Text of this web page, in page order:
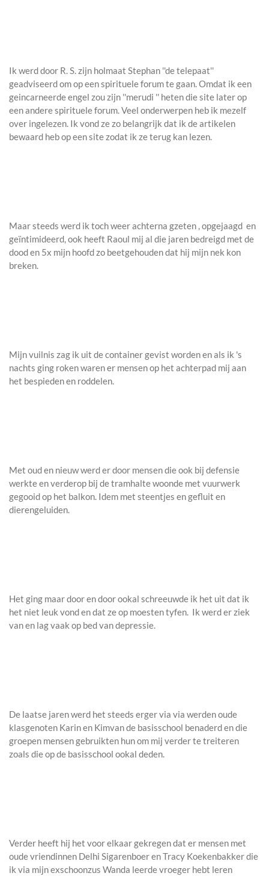
Ik werd door R. S. zijn holmaat Stephan ''de telepaat''
geadviseerd om op een spirituele forum te gaan. Omdat ik een
geincarneerde engel zou zijn ''merudi '' heten die site later op
een andere spirituele forum. Veel onderwerpen heb ik mezelf
over ingelezen. Ik vond ze zo belangrijk dat ik de artikelen
bewaard heb op een site zodat ik ze terug kan lezen.
Maar steeds werd ik toch weer achterna gzeten , opgejaagd en
geïntimideerd, ook heeft Raoul mij al die jaren bedreigd met de
dood en 5x mijn hoofd zo beetgehouden dat hij mijn nek kon
breken.
Mijn vuilnis zag ik uit de container gevist worden en als ik 's
nachts ging roken waren er mensen op het achterpad mij aan
het bespieden en roddelen.
Met oud en nieuw werd er door mensen die ook bij defensie
werkte en verderop bij de tramhalte woonde met vuurwerk
gegooid op het balkon. Idem met steentjes en gefluit en
dierengeluiden.
Het ging maar door en door ookal schreeuwde ik het uit dat ik
het niet leuk vond en dat ze op moesten tyfen. Ik werd er ziek
van en lag vaak op bed van depressie.
De laatse jaren werd het steeds erger via via werden oude
klasgenoten Karin en Kimvan de basisschool benaderd en die
groepen mensen gebruikten hun om mij verder te treiteren
zoals die op de basisschool ookal deden.
Verder heeft hij het voor elkaar gekregen dat er mensen met
oude vriendinnen Delhi Sigarenboer en Tracy Koekenbakker die
ik via mijn exschoonzus Wanda leerde vroeger hebt leren